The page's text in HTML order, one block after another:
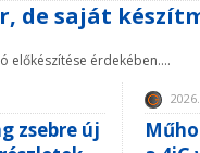
de saját
előkészítése érdekében....
zsebre új